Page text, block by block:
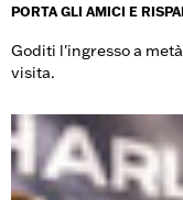
PORTA GLI AMICI E
Goditi l'ingresso a
visita.